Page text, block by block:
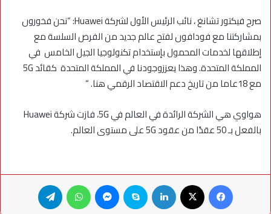
صرح فيكتور تشانغ ، نائب الرئيس الأول لشركة Huawei: “نحن فخورون
بمشاركتنا مع فودافون لفتح عالم جديد من الفرص السلسة مع
إطلاقها لخدمات المحمول بإستخدام تكنولوجيا الجيل الخامس في
مع 18عاما من تاريخ دعم الاقتصاد الرقمي هنا. “
هواوي هي الشركة الرائدة في العالم في 5G، فازت شركة Huawei
بالفعل بـ 50 عقدًا من عقود 5G على مستوى العالم.
فيسبوك لينكدإن سكايب ماسنجر واتساب